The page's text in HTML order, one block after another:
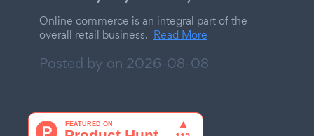
Online commerce is an integral part of the
overall retail business. Read More
Posted by on 2026-08-08